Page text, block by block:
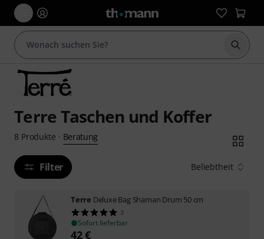
Suche
Terre Taschen und Koffer
8 Produkte · Beratung
Filter Beliebtheit
Terre Deluxe Bag Shaman Drum 50 cm
3
Sofort lieferbar
42€